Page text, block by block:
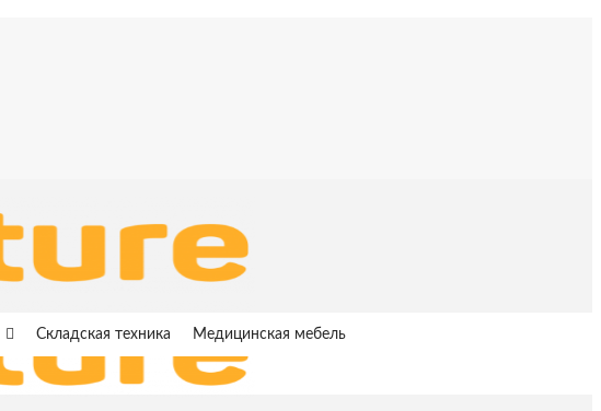
Складская техника Медицинская мебель